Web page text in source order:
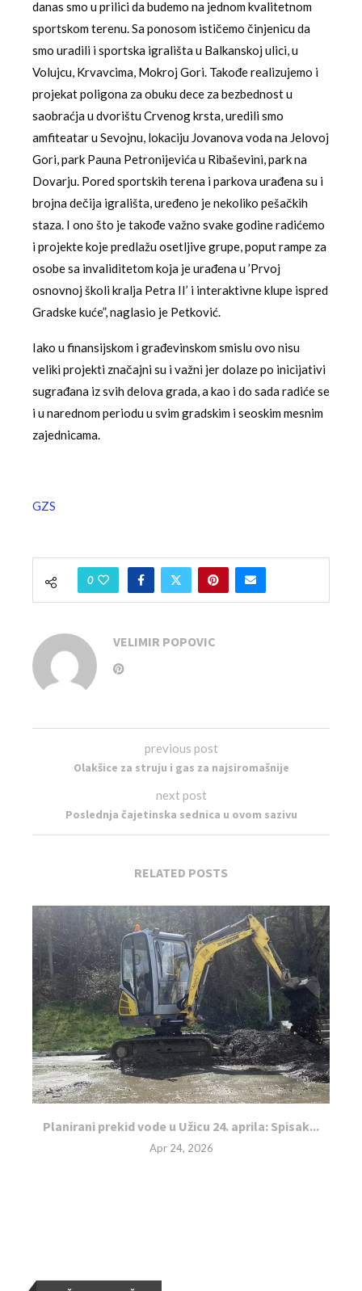
danas smo u prilici da budemo na jednom kvalitetnom
sportskom terenu. Sa ponosom ističemo činjenicu da
smo uradili i sportska igrališta u Balkanskoj ulici, u
Volujcu, Krvavcima, Mokroj Gori. Takođe realizujemo i
projekat poligona za obuku dece za bezbednost u
saobraćja u dvorištu Crvenog krsta, uredili smo
amfiteatar u Sevojnu, lokaciju Jovanova voda na Jelovoj
Gori, park Pauna Petronijevića u Ribaševini, park na
Dovarju. Pored sportskih terena i parkova urađena su i
brojna dečija igrališta, uređeno je nekoliko pešačkih
staza. I ono što je takođe važno svake godine radićemo
i projekte koje predlažu osetljive grupe, poput rampe za
osobe sa invaliditetom koja je urađena u ’Prvoj
osnovnoj školi kralja Petra II’ i interaktivne klupe ispred
Gradske kuće”, naglasio je Petković.
Iako u finansijskom i građevinskom smislu ovo nisu
veliki projekti značajni su i važni jer dolaze po inicijativi
sugrađana iz svih delova grada, a kao i do sada radiće se
i u narednom periodu u svim gradskim i seoskim mesnim
zajednicama.
GZS
0
VELIMIR POPOVIC
previous post
Olakšice za struju i gas za najsiromašnije
next post
Poslednja čajetinska sednica u ovom sazivu
RELATED POSTS
Planirani prekid vode u Užicu 24. aprila: Spisak...
Apr 24, 2026